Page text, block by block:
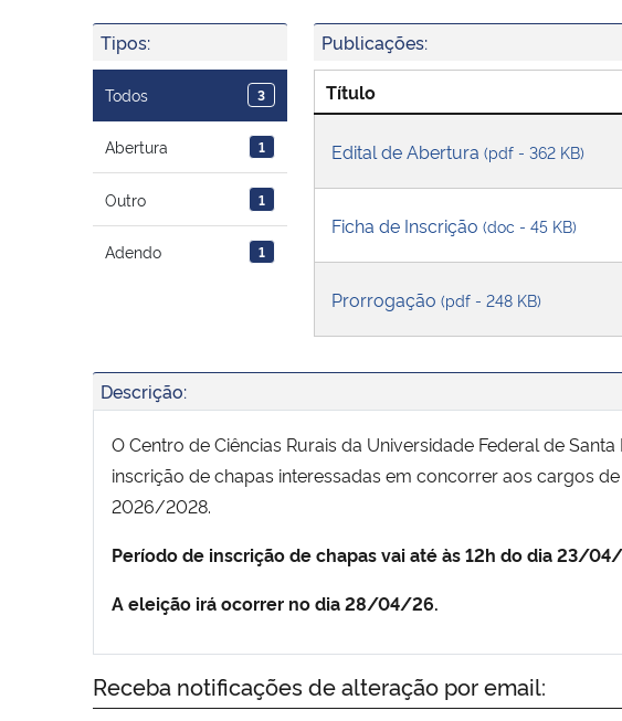
Tipos:
Todos 3
Abertura 1
Outro 1
Adendo 1
Publicações:
Título
Edital de Abertura (pdf - 362 KB)
Ficha de Inscrição (doc - 45 KB)
Prorrogação (pdf - 248 KB)
Descrição:
O Centro de Ciências Rurais da Universidade Federal de
inscrição de chapas interessadas em concorrer aos cargos
2026/2028.
Período de inscrição de chapas vai até às 12h do dia 23/
A eleição irá ocorrer no dia 28/04/26.
Receba notificações de alteração por email: